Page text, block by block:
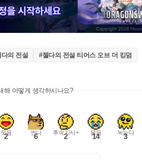
다의 전설 #젤다의 전설 티어스 오브 더 킹덤
해 어떻게 생각하시나요?
웃음
2 씬나
6 후속기사+
2 울음
14 녹는다
3